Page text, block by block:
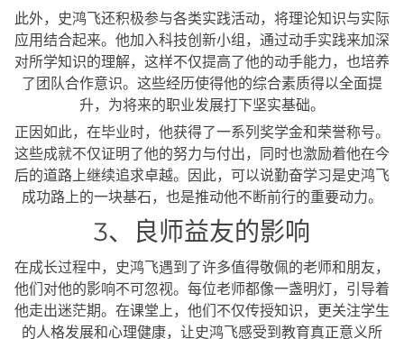
此外，史鸿飞还积极参与各类实践活动，将理论知识与实际
应用结合起来。他加入科技创新小组，通过动手实践来加深
对所学知识的理解，这样不仅提高了他的动手能力，也培养
了团队合作意识。这些经历使得他的综合素质得以全面提
升，为将来的职业发展打下坚实基础。
正因如此，在毕业时，他获得了一系列奖学金和荣誉称号。
这些成就不仅证明了他的努力与付出，同时也激励着他在今
后的道路上继续追求卓越。因此，可以说勤奋学习是史鸿飞
成功路上的一块基石，也是推动他不断前行的重要动力。
3、良师益友的影响
在成长过程中，史鸿飞遇到了许多值得敬佩的老师和朋友，
他们对他的影响不可忽视。每位老师都像一盏明灯，引导着
他走出迷茫期。在课堂上，他们不仅传授知识，更关注学生
的人格发展和心理健康，让史鸿飞感受到教育真正意义所